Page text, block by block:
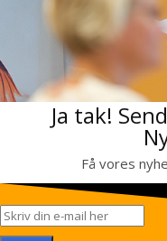
Ja tak!
Få vores